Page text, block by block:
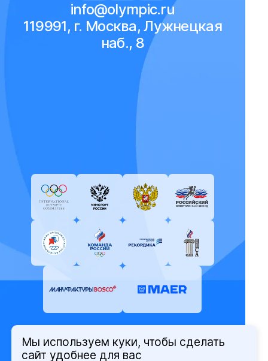
info@olympic.ru
119991, г. Москва, Лужнецкая
наб., 8
© Олимпийский комитет России,
Мы используем куки, чтобы сделать
сайт удобнее для вас